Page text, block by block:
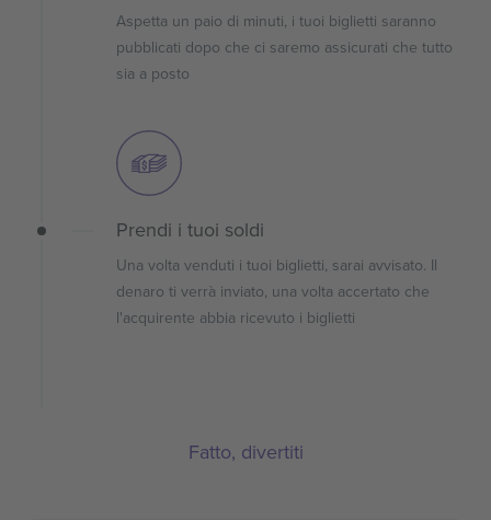
Aspetta un paio di minuti, i tuoi biglietti saranno
pubblicati dopo che ci saremo assicurati che tutto
sia a posto
Prendi i tuoi soldi
Una volta venduti i tuoi biglietti, sarai avvisato. Il
denaro ti verrà inviato, una volta accertato che
l'acquirente abbia ricevuto i biglietti
Fatto, divertiti